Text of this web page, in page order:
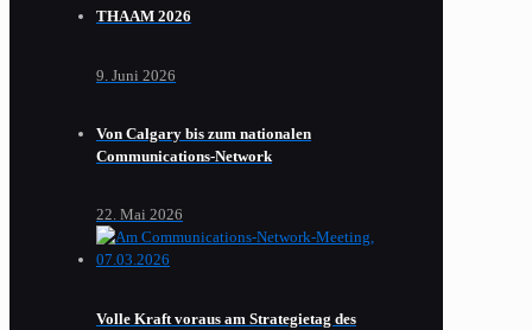
THAAM 2026
9. Juni 2026
Von Calgary bis zum nationalen
Communications-Network
22. Mai 2026
Volle Kraft voraus am Strategietag des